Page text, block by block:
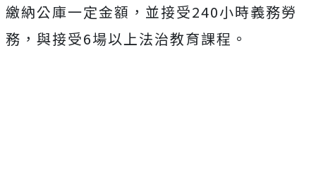
繳納公庫一定金額，並接受240小時義務勞
務，與接受6場以上法治教育課程。